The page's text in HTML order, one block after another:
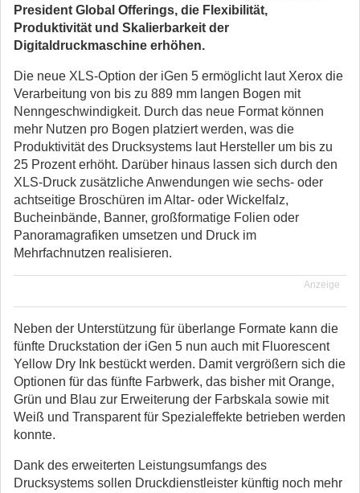
President Global Offerings, die Flexibilität,
Produktivität und Skalierbarkeit der
Digitaldruckmaschine erhöhen.
Die neue XLS-Option der iGen 5 ermöglicht laut Xerox die
Verarbeitung von bis zu 889 mm langen Bogen mit
Nenngeschwindigkeit. Durch das neue Format können
mehr Nutzen pro Bogen platziert werden, was die
Produktivität des Drucksystems laut Hersteller um bis zu
25 Prozent erhöht. Darüber hinaus lassen sich durch den
XLS-Druck zusätzliche Anwendungen wie sechs- oder
achtseitige Broschüren im Altar- oder Wickelfalz,
Bucheinbände, Banner, großformatige Folien oder
Panoramagrafiken umsetzen und Druck im
Mehrfachnutzen realisieren.
Anzeige
Neben der Unterstützung für überlange Formate kann die
fünfte Druckstation der iGen 5 nun auch mit Fluorescent
Yellow Dry Ink bestückt werden. Damit vergrößern sich die
Optionen für das fünfte Farbwerk, das bisher mit Orange,
Grün und Blau zur Erweiterung der Farbskala sowie mit
Weiß und Transparent für Spezialeffekte betrieben werden
konnte.
Dank des erweiterten Leistungsumfangs des
Drucksystems sollen Druckdienstleister künftig noch mehr